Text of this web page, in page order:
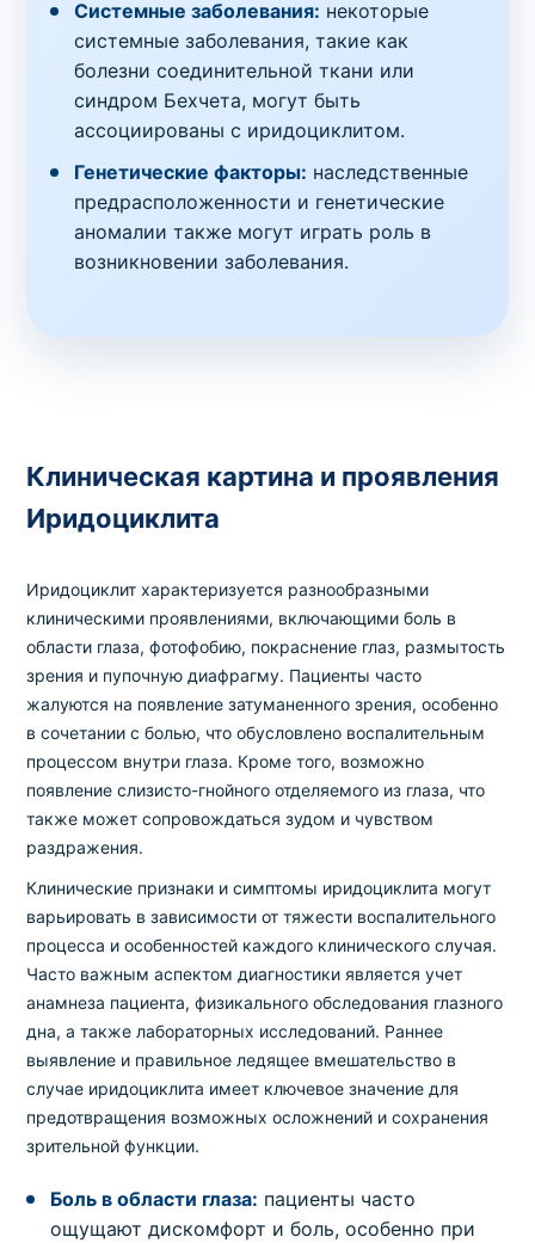
Системные заболевания: некоторые
системные заболевания, такие как
болезни соединительной ткани или
синдром Бехчета, могут быть
ассоциированы с иридоциклитом.
Генетические факторы: наследственные
предрасположенности и генетические
аномалии также могут играть роль в
возникновении заболевания.
Клиническая картина и проявления
Иридоциклита
Иридоциклит характеризуется разнообразными
клиническими проявлениями, включающими боль в
области глаза, фотофобию, покраснение глаз, размытость
зрения и пупочную диафрагму. Пациенты часто
жалуются на появление затуманенного зрения, особенно
в сочетании с болью, что обусловлено воспалительным
процессом внутри глаза. Кроме того, возможно
появление слизисто-гнойного отделяемого из глаза, что
также может сопровождаться зудом и чувством
раздражения.
Клинические признаки и симптомы иридоциклита могут
варьировать в зависимости от тяжести воспалительного
процесса и особенностей каждого клинического случая.
Часто важным аспектом диагностики является учет
анамнеза пациента, физикального обследования глазного
дна, а также лабораторных исследований. Раннее
выявление и правильное ледящее вмешательство в
случае иридоциклита имеет ключевое значение для
предотвращения возможных осложнений и сохранения
зрительной функции.
Боль в области глаза: пациенты часто
ощущают дискомфорт и боль, особенно при